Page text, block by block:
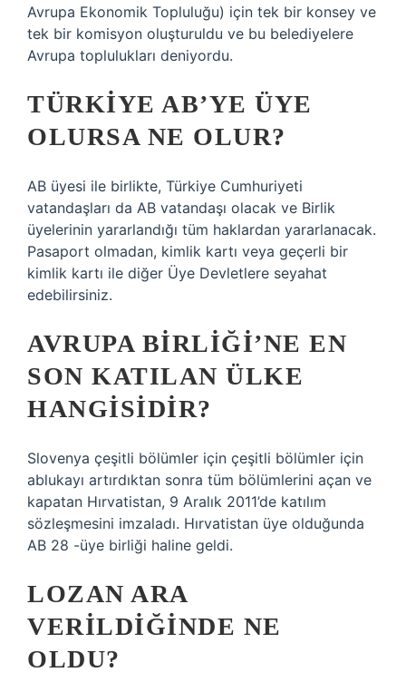
Avrupa Ekonomik Topluluğu) için tek bir konsey ve
tek bir komisyon oluşturuldu ve bu belediyelere
Avrupa toplulukları deniyordu.
TÜRKIYE AB’YE ÜYE
OLURSA NE OLUR?
AB üyesi ile birlikte, Türkiye Cumhuriyeti
vatandaşları da AB vatandaşı olacak ve Birlik
üyelerinin yararlandığı tüm haklardan yararlanacak.
Pasaport olmadan, kimlik kartı veya geçerli bir
kimlik kartı ile diğer Üye Devletlere seyahat
edebilirsiniz.
AVRUPA BIRLIĞI’NE EN
SON KATILAN ÜLKE
HANGISIDIR?
Slovenya çeşitli bölümler için çeşitli bölümler için
ablukayı artırdıktan sonra tüm bölümlerini açan ve
kapatan Hırvatistan, 9 Aralık 2011’de katılım
sözleşmesini imzaladı. Hırvatistan üye olduğunda
AB 28 -üye birliği haline geldi.
LOZAN ARA
VERILDIĞINDE NE
OLDU?